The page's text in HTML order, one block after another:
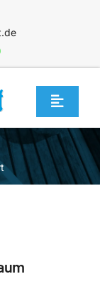
Toggle